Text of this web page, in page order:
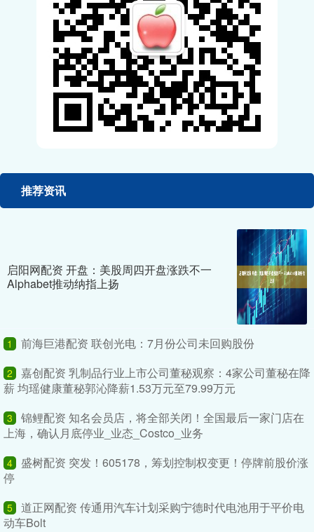
推荐资讯
启阳网配资 开盘：美股周四开盘涨跌不一
Alphabet推动纳指上扬
1 前海巨港配资 联创光电：7月份公司未回购股份
2
嘉创配资 乳制品行业上市公司董秘观察：4家公司董秘在降
薪 均瑶健康董秘郭沁降薪1.53万元至79.99万元
3
锦鲤配资 知名会员店，将全部关闭！全国最后一家门店在
上海，确认月底停业_业态_Costco_业务
4
盛树配资 突发！605178，筹划控制权变更！停牌前股价涨
停
5 道正网配资 传通用汽车计划采购宁德时代电池用于平价电
动车Bolt